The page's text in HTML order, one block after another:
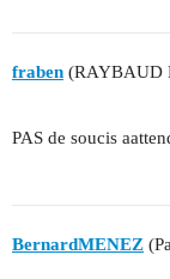
fraben (RAYBAUD
PAS de soucis
BernardMENEZ